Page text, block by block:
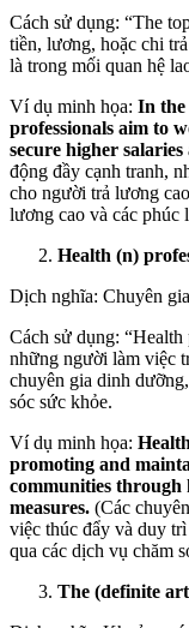
Cách sử dụng: “The
tiền, lương, hoặc chi
là trong mối quan hệ
Ví dụ minh họa: In the
professionals aim to
secure higher
động đầy cạnh tranh,
cho người trả lương
lương cao và các phúc
Health (n)
Dịch nghĩa: Chuyên
Cách sử dụng:
những người làm việc
chuyên gia dinh
sóc sức khỏe.
Ví dụ minh họa:
promoting and
communities through
measures. (Các
việc thúc đẩy và duy
qua các dịch vụ chăm
The (definite